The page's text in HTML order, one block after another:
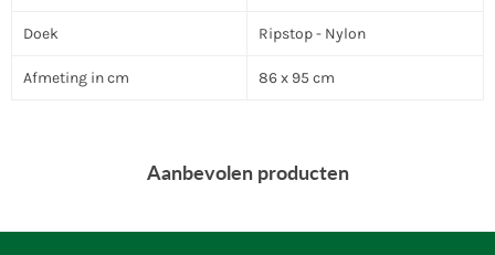
Doek Ripstop - Nylon
Afmeting in cm 86 x 95 cm
Aanbevolen producten